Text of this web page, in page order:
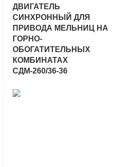
ДВИГАТЕЛЬ
СИНХРОННЫЙ ДЛЯ
ПРИВОДА МЕЛЬНИЦ НА
ГОРНО-
ОБОГАТИТЕЛЬНЫХ
КОМБИНАТАХ
СДМ-260/36-36